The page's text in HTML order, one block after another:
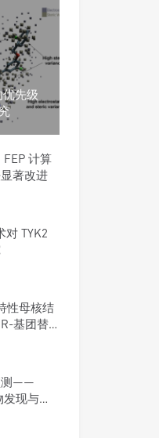
优先级
计算
著改进
对 TYK2
性母核结
基团替
测——
现与优